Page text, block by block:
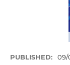
PUBLISHED: 09/